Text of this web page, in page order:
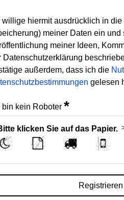
willige hiermit ausdrücklich in
meiner Daten ein und
meiner Ideen,
Datenschutzerklärung
außerdem, dass ich die
gelesen
bin kein Roboter *
klicken Sie auf das Papier.
Registrieren